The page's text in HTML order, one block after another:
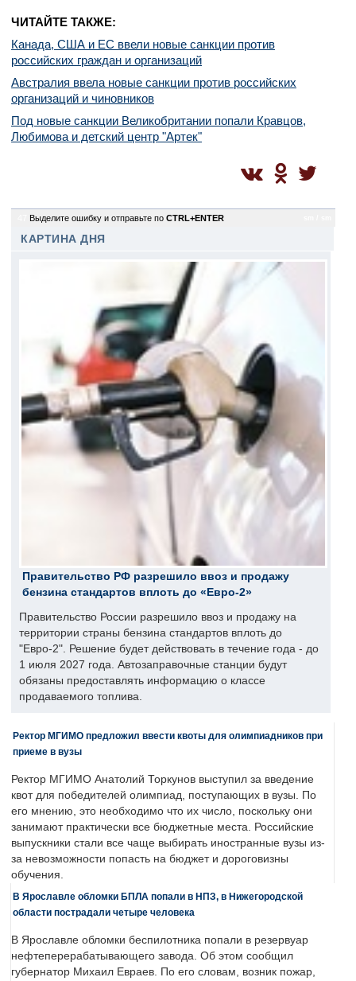
ЧИТАЙТЕ ТАКЖЕ:
Канада, США и ЕС ввели новые санкции против
российских граждан и организаций
Австралия ввела новые санкции против российских
организаций и чиновников
Под новые санкции Великобритании попали Кравцов,
Любимова и детский центр "Артек"
Выделите ошибку и отправьте по CTRL+ENTER
КАРТИНА ДНЯ
Правительство РФ разрешило ввоз и продажу
бензина стандартов вплоть до «Евро-2»
Правительство России разрешило ввоз и продажу на
территории страны бензина стандартов вплоть до
"Евро-2". Решение будет действовать в течение года - до
1 июля 2027 года. Автозаправочные станции будут
обязаны предоставлять информацию о классе
продаваемого топлива.
Ректор МГИМО предложил ввести квоты для олимпиадников при
приеме в вузы
Ректор МГИМО Анатолий Торкунов выступил за введение
квот для победителей олимпиад, поступающих в вузы. По
его мнению, это необходимо что их число, поскольку они
занимают практически все бюджетные места. Российские
выпускники стали все чаще выбирать иностранные вузы из-
за невозможности попасть на бюджет и дороговизны
обучения.
В Ярославле обломки БПЛА попали в НПЗ, в Нижегородской
области пострадали четыре человека
В Ярославле обломки беспилотника попали в резервуар
нефтеперерабатывающего завода. Об этом сообщил
губернатор Михаил Евраев. По его словам, возник пожар,